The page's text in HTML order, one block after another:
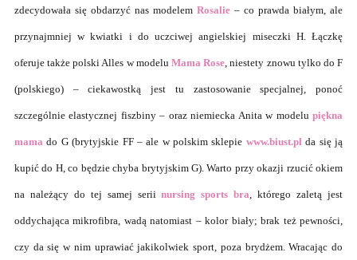
zdecydowała się obdarzyć nas modelem Rosalie – co prawda białym, ale
przynajmniej w kwiatki i do uczciwej angielskiej miseczki H. Łączkę
oferuje także polski Alles w modelu Mama Rose, niestety znowu tylko do F
(polskiego) –ciekawostką jest tu zastosowanie specjalnej, ponoć
szczególnie elastycznej fiszbiny– oraz niemiecka Anita w modelupiękna
mama do G (brytyjskie FF – ale w polskim sklepie www.biust.pl da się ją
kupić do H, co będzie chyba brytyjskim G). Warto przy okazji rzucić okiem
na należący do tej samej seriinursing sports bra, którego zaletą jest
oddychająca mikrofibra, wadą natomiast – kolor biały; brak też pewności,
czy da się w nim uprawiać jakikolwiek sport, poza brydżem. Wracając do